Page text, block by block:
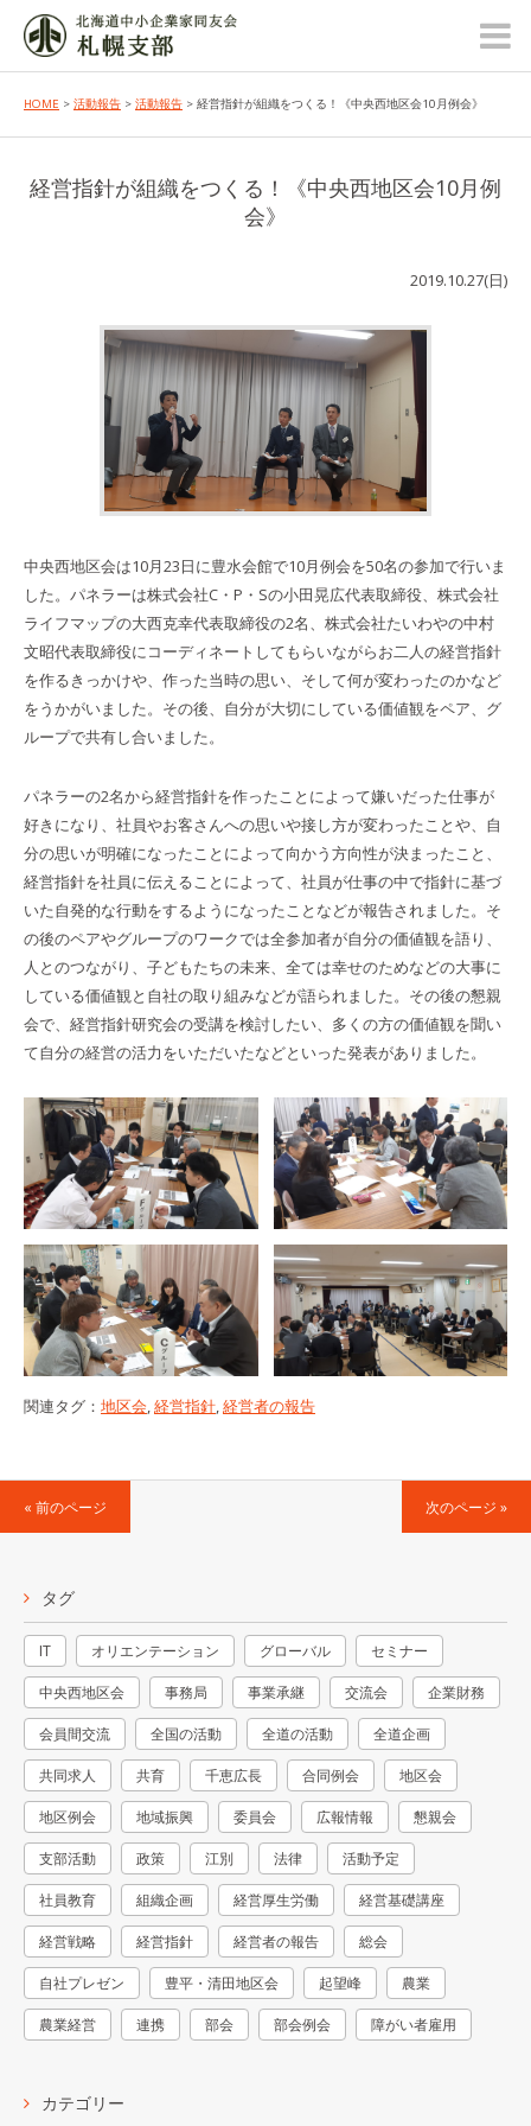
HOME > 活動報告 > 活動報告 > 経営指針が組織をつくる！《中央西地区会10月例会》
経営指針が組織をつくる！《中央西地区会10月例
会》
2019.10.27(日)
中央西地区会は10月23日に豊水会館で10月例会を50名の参加で行いま
した。パネラーは株式会社C・P・Sの小田晃広代表取締役、株式会社
ライフマップの大西克幸代表取締役の2名、株式会社たいわやの中村
文昭代表取締役にコーディネートしてもらいながらお二人の経営指針
を作るきっかけや、作った当時の思い、そして何が変わったのかなど
をうかがいました。その後、自分が大切にしている価値観をペア、グ
ループで共有し合いました。
パネラーの2名から経営指針を作ったことによって嫌いだった仕事が
好きになり、社員やお客さんへの思いや接し方が変わったことや、自
分の思いが明確になったことによって向かう方向性が決まったこと、
経営指針を社員に伝えることによって、社員が仕事の中で指針に基づ
いた自発的な行動をするようになったことなどが報告されました。そ
の後のペアやグループのワークでは全参加者が自分の価値観を語り、
人とのつながり、子どもたちの未来、全ては幸せのためなどの大事に
している価値観と自社の取り組みなどが語られました。その後の懇親
会で、経営指針研究会の受講を検討したい、多くの方の価値観を聞い
て自分の経営の活力をいただいたなどといった発表がありました。
関連タグ： 地区会,経営指針,経営者の報告
« 前のページ 次のページ »
タグ
IT オリエンテーション グローバル セミナー
中央西地区会 事務局 事業承継 交流会 企業財務
会員間交流 全国の活動 全道の活動 全道企画
共同求人 共育 千恵広長 合同例会 地区会
地区例会 地域振興 委員会 広報情報 懇親会
支部活動 政策 江別 法律 活動予定
社員教育 組織企画 経営厚生労働 経営基礎講座
経営戦略 経営指針 経営者の報告 総会
自社プレゼン 豊平・清田地区会 起望峰 農業
農業経営 連携 部会 部会例会 障がい者雇用
カテゴリー